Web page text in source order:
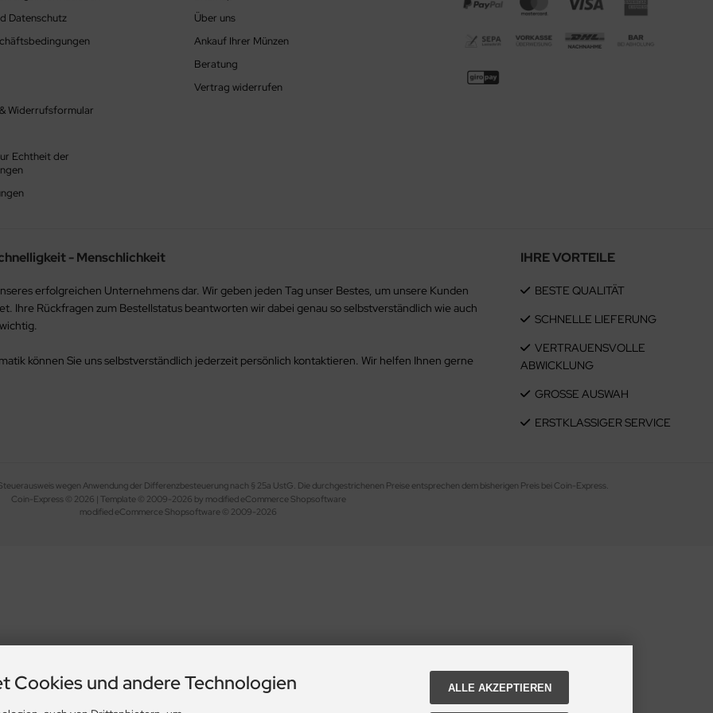
Datenschutz
Widerrufsformular
Echtheit der
Über uns
Ankauf Ihrer Münzen
Beratung
Vertrag widerrufen
- Menschlichkeit
erfolgreichen Unternehmens dar. Wir geben jeden Tag unser Bestes, um unsere Kunden
Ihre Rückfragen zum Bestellstatus beantworten wir dabei genau so selbstverständlich wie auch
können Sie uns selbstverständlich jederzeit persönlich kontaktieren. Wir helfen Ihnen gerne
IHRE VORTEILE
BESTE QUALITÄT
SCHNELLE LIEFERUNG
VERTRAUENSVOLLE
ABWICKLUNG
GROSSE AUSWAH
ERSTKLASSIGER SERVICE
wegen Anwendung der Differenzbesteuerung nach § 25a UstG. Die durchgestrichenen Preise entsprechen dem bisherigen Preis bei Coin-Express.
Coin-Express © 2026 | Template © 2009-2026 by modified eCommerce Shopsoftware
mod ified eCommerce Shopsoftware © 2009-2026
Cookies und andere Technologien ALLE AKZEPTIEREN